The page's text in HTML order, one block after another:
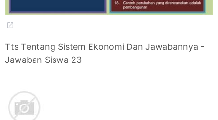
Tts Tentang Sistem Ekonomi Dan Jawabannya -
Jawaban Siswa 23